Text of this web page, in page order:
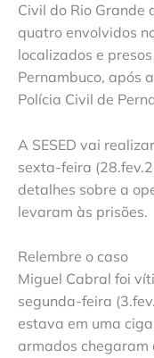
Civil do Rio Grande
quatro envolvidos
localizados e
Pernambuco, após
Polícia Civil de
A SESED vai
sexta-feira
detalhes sobre a
levaram às prisões.
Relembre o caso
Miguel Cabral foi
segunda-feira
estava em uma
armados chegaram